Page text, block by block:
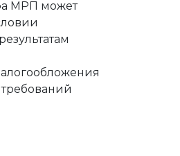
МРП может
требований